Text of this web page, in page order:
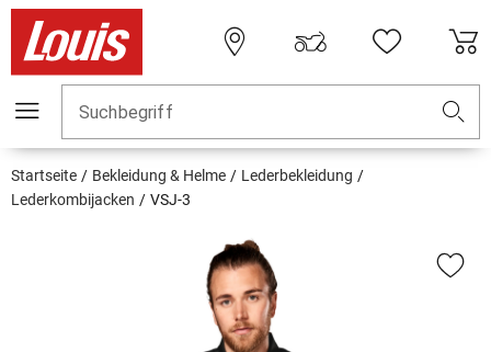
Suchbegriff
Startseite Bekleidung & Helme
Lederbekleidung
Lederkombijacken
VSJ-3